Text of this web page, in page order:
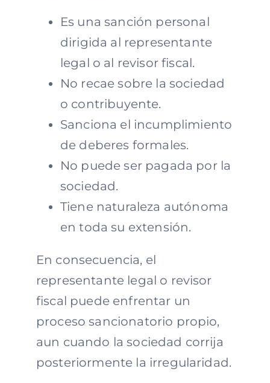
Es una sanción personal
dirigida al representante
legal o al revisor fiscal.
No recae sobre la sociedad
o contribuyente.
Sanciona el incumplimiento
de deberes formales.
No puede ser pagada por la
sociedad.
Tiene naturaleza autónoma
en toda su extensión.
En consecuencia, el
representante legal o revisor
fiscal puede enfrentar un
proceso sancionatorio propio,
aun cuando la sociedad corrija
posteriormente la irregularidad.